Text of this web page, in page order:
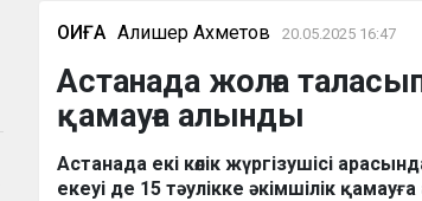
ОҚИҒА Алишер Ахметов 20.05.2025 16:47
Астанада жолға
қамауға алынды
Астанада екі көлік жүргізушісі
екеуі де 15 тәулікке әкімшілік